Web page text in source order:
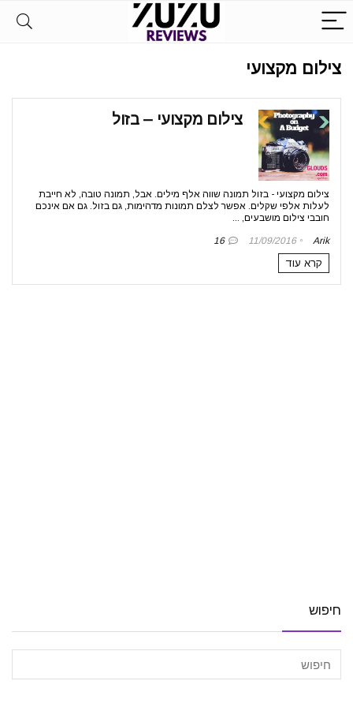
צילום מקצועי
צילום מקצועי – בזול
צילום מקצועי - בזול תמונה שווה אלף מילים. אבל, תמונה טובה, לא חייבת
לעלות אלפי שקלים. אפשר לצלם תמונות מדהימות, גם בזול. גם אם אינכם
חובבי צילום מושבעים, ...
Arik
11/09/2016
16
קרא עוד
חיפוש